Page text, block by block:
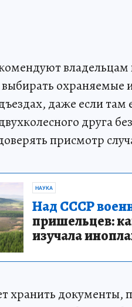
охраняемые
даже если
друга
присмотр
НАУКА
Над СССР
пришельцев:
изучала
хранить документы,